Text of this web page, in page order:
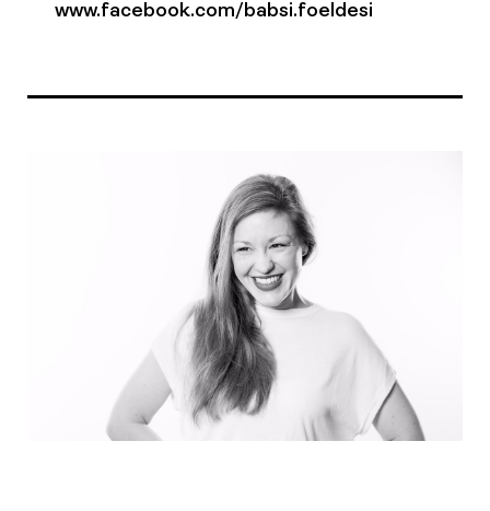
www.facebook.com/babsi.foeldesi